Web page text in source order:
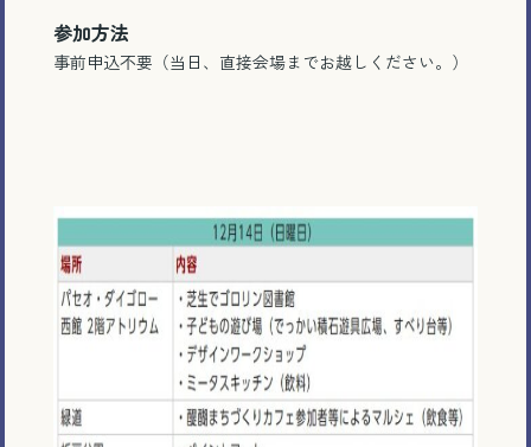
LINEで相談する
とじる
参加方法
事前申込不要（当日、直接会場までお越しください。）